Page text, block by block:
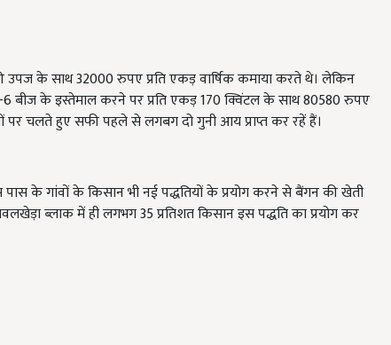
उपज के साथ32000रुपए प्रति एकड़ वार्षिक कमाया करते थे। लेकिन
-6बीज के इस्तेमाल करने पर प्रति एकड़170क्विंटल के साथ80580रुपए
पर चलते हुए सफी पहले से लगबग दो गुनी आय प्राप्त कर रहें हैं।
के गांवों के किसान भी नई पद्धतियों के प्रयोग करने से बैंगन की खेती
ब्लाक में ही लगभग35प्रतिशत किसान इस पद्धति का प्रयोग कर